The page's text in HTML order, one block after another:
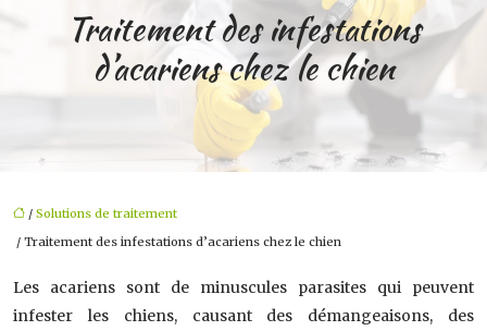
Traitement des infestations
d’acariens chez le chien
/ Solutions de traitement
/ Traitement des infestations d’acariens chez le chien
Les acariens sont de minuscules parasites qui peuvent
infester les chiens, causant des démangeaisons, des